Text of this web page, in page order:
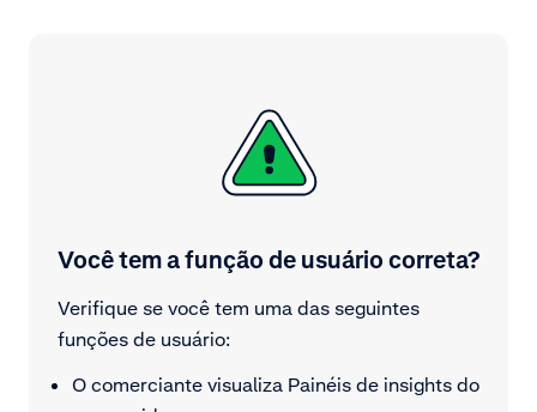
Você tem a função de usuário correta?
Verifique se você tem uma das seguintes
funções de usuário:
O comerciante visualiza Painéis de insights do